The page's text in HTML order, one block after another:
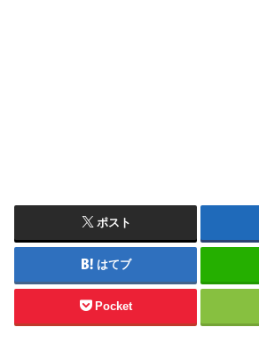
ポスト
はてブ
Pocket